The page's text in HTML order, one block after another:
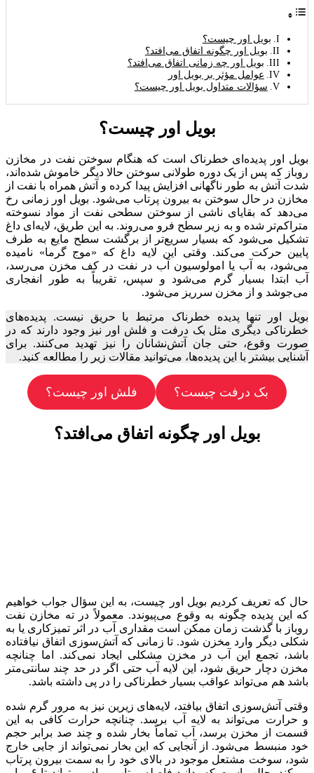
بویل اور چیست؟
بویل اور چگونه اتفاق می‌افتد؟
بویل اور چه زمانی اتفاق می‌افتد؟
عوامل مؤثر بر بویل اور
سؤالات متداول بویل اور چیست؟
بویل اور چیست؟
بویل اور پدیده‌ای خطرناک است که هنگام سوختن نفت در مخازن
روباز که پس از یک دوره طولانی سوختن حالا دیگر خاموش شده‌اند،
شدت آتش به طور ناگهانی افزایش پیدا کرده و آتش همراه با نفت از
مخازن در حال سوختن به بیرون پرتاب می‌شود. بویل اور زمانی رخ
می‌دهد که بقایای ناشی از سوختن سطحی نفت از مواد نسوخته
متراکم‌تر شده و به زیر سطح فرو می‌روند. به این طریق، لایه‌ای داغ
تشکیل می‌شود که بسیار سریع‌تر از برگشت سطح مایع به طرف
پایین حرکت می‌کند. وقتی این لایه داغ که «موج گرما» نامیده
می‌شود، به آب یا امولوسیون آب در نفت در کف مخزن می‌رسد،
آب ابتدا بسیار گرم می‌شود و سپس، تقریباً به طور انفجاری
می‌جوشد و از مخزن سرریز می‌شود.
بویل اور تنها پدیده خطرناک مرتبط با حریق نیست. پدیده‌های
خطرناکی دیگری مثل بک درفت و فلش اور نیز وجود دارند که در
صورت وقوع، حتی جان آتش‌نشانان را نیز تهدید می‌کنند. برای
آشنایی بیشتر با این پدیده‌ها، می‌توانید مقالات زیر را مطالعه کنید.
بک درفت چیست؟ فلش اور چیست؟
بویل اور چگونه اتفاق می‌افتد؟
حال که تعریف کردیم بویل اور چیست، به این سؤال جواب خواهیم
که این پدیده چگونه به وقوع می‌پیوندد. معمولاً در ته مخازن نفت
روباز با گذشت زمان ممکن است مقداری آب در اثر تمیزکاری یا به
شکلی دیگر وارد مخزن شود. تا زمانی که آتش‌سوزی اتفاق نیافتاده
باشد، تجمع این آب در مخزن مشکلی ایجاد نمی‌کند. اما چنانچه
مخزن دچار حریق شود، این لایه آب حتی اگر در حد چند سانتی‌متر
باشد هم می‌تواند عواقب بسیار خطرناکی را در پی داشته باشد.
وقتی آتش‌سوزی اتفاق بیافتد، لایه‌های زیرین نیز به مرور گرم شده
و حرارت می‌تواند به لایه آب برسد. چنانچه حرارت کافی به این
قسمت از مخزن برسد، آب تماماً بخار شده و چند صد برابر حجم
خود منبسط می‌شود. از آنجایی که این بخار نمی‌تواند از جایی خارج
شود، سوخت مشتعل موجود در بالای خود را به سمت بیرون پرتاب